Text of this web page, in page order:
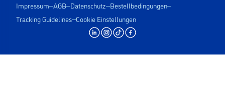
Impressum AGB Datenschutz Bestellbedingungen
Tracking Guidelines Cookie Einstellungen